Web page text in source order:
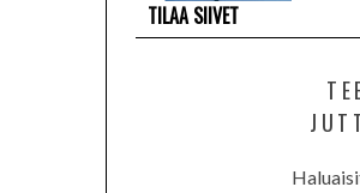
TILAA SIIVET